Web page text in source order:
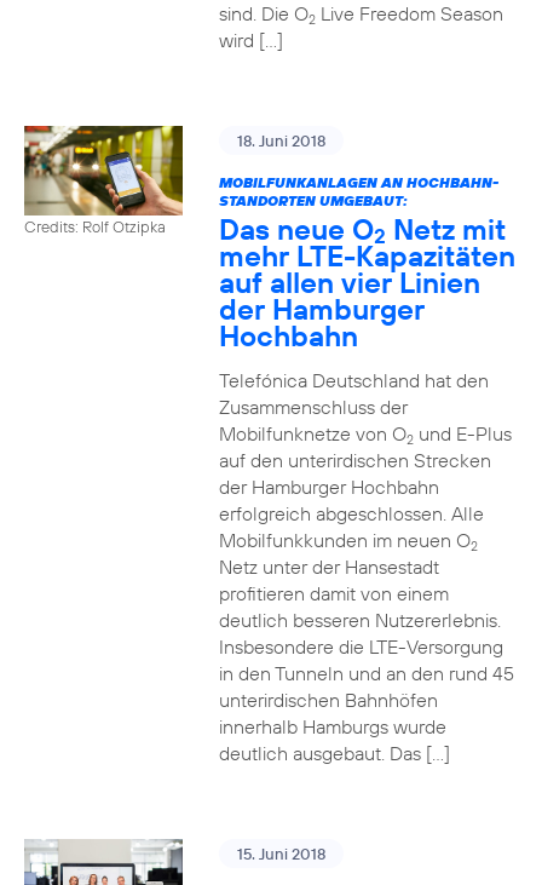
sind. Die O2Live Freedom Season
wird […]
Credits: Rolf Otzipka
18. Juni 2018
MOBILFUNKANLAGEN AN HOCHBAHN-
STANDORTEN UMGEBAUT:
Das neue O2 Netz mit
mehr LTE-Kapazitäten
auf allen vier Linien
der Hamburger
Hochbahn
Telefónica Deutschland hat den
Zusammenschluss der
Mobilfunknetze von O2und E-Plus
auf den unterirdischen Strecken
der Hamburger Hochbahn
erfolgreich abgeschlossen. Alle
Mobilfunkkunden im neuen O2
Netz unter der Hansestadt
profitieren damit von einem
deutlich besseren Nutzererlebnis.
Insbesondere die LTE-Versorgung
in den Tunneln und an den rund 45
unterirdischen Bahnhöfen
innerhalb Hamburgs wurde
deutlich ausgebaut. Das […]
15. Juni 2018